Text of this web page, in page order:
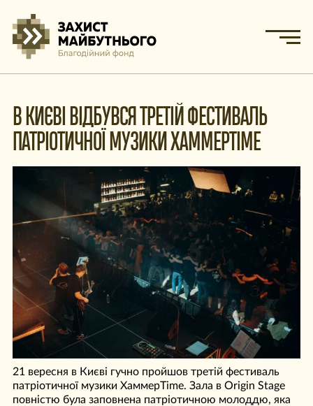
В КИЄВІ ВІДБУВСЯ ТРЕТІЙ ФЕСТИВАЛЬ
ПАТРІОТИЧНОЇ МУЗИКИ ХАММЕРTIME
21 вересня в Києві гучно пройшов третій фестиваль
патріотичної музики ХаммерTime. Зала в Origin Stage
повністю була заповнена патріотичною молоддю, яка